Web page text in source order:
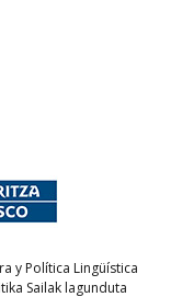
y Política Lingüística
Sailak lagunduta